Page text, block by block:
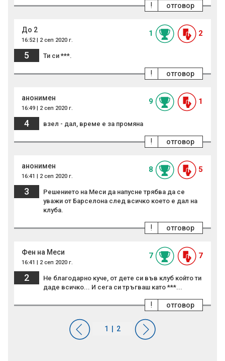
отговор
!
До 2
16:52 | 2 сеп 2020 г.
1 2
5 Ти си ***.
отговор
!
анонимен
16:49 | 2 сеп 2020 г.
9 1
4 взел - дал, време е за промяна
отговор
!
анонимен
16:41 | 2 сеп 2020 г.
8 5
3
Решението на Меси да напусне трябва да се
уважи от Барселона след всичко което е дал на
клуба.
отговор
!
Фен на Меси
16:41 | 2 сеп 2020 г.
7 7
2
Не благодарно куче, от дете си във клуб който ти
даде всичко... И сега си тръгваш като ***...
отговор
!